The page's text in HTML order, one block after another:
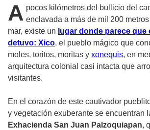
A pocos kilómetros del bullicio del
enclavada a más de mil 200
mar, existe un lugar donde parece que
detuvo: Xico, el pueblo mágico que
moles, toritos, moritas y xonequis, en
arquitectura colonial casi intacta que
visitantes.
En el corazón de este cautivador
y vegetación exuberante se encuentran
Exhacienda San Juan Palzoquiapan,